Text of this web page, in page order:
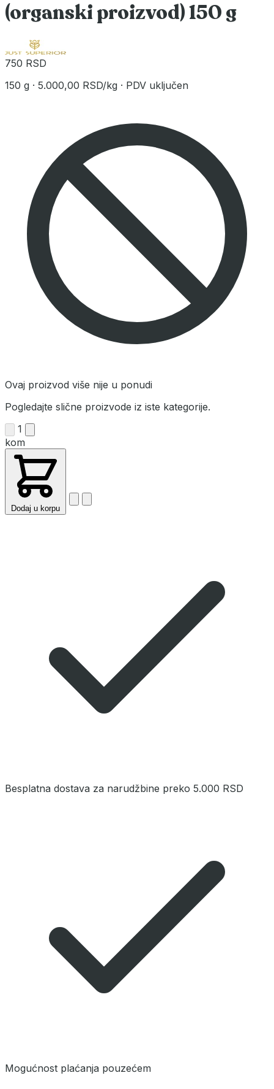
(organski proizvod) 150 g
750 RSD
150 g · 5.000,00 RSD/kg · PDV uključen
Ovaj proizvod više nije u ponudi
Pogledajte slične proizvode iz iste kategorije.
1
kom
Dodaj u korpu
Besplatna dostava za narudžbine preko 5.000 RSD
Mogućnost plaćanja pouzećem